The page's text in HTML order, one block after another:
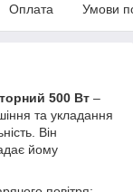
Оплата Умови
500 Вт –
та укладання
Він
йому